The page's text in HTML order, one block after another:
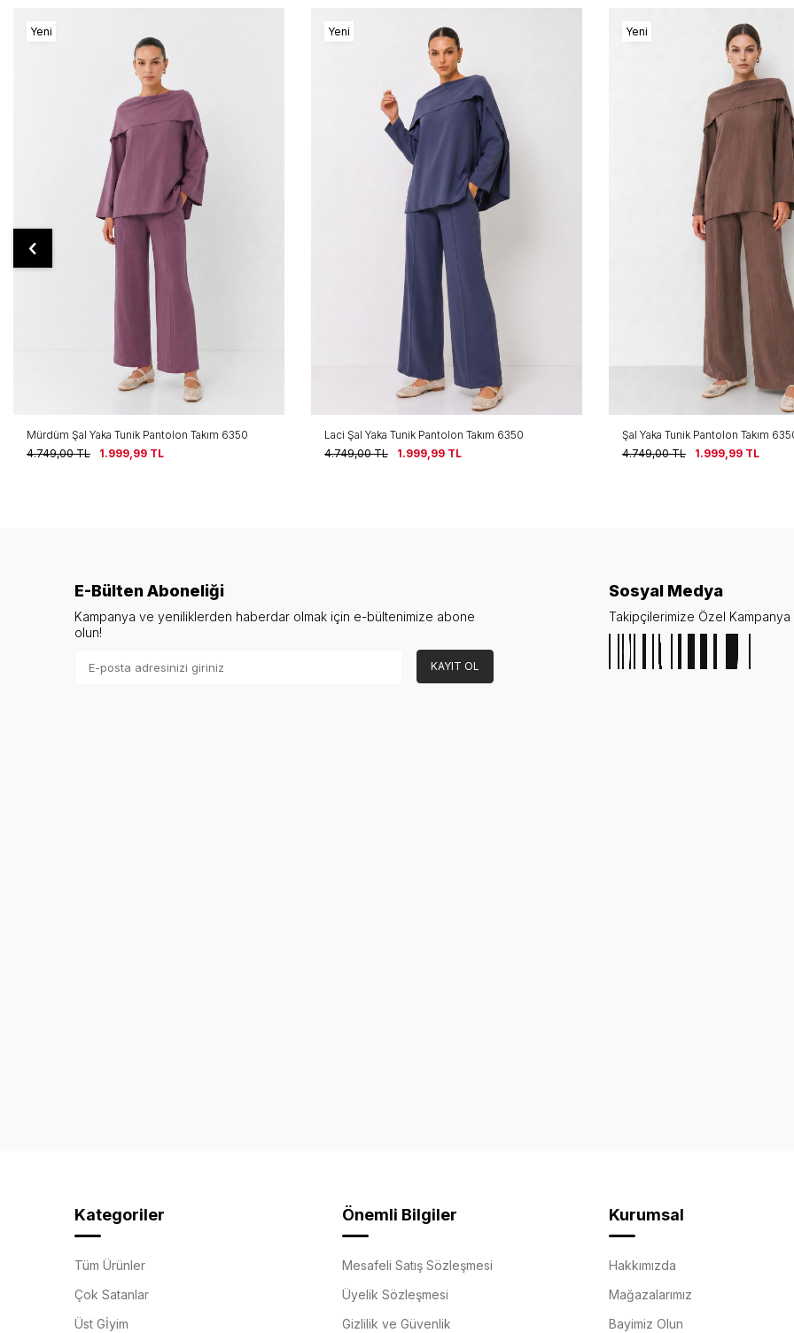
Yeni
Mürdüm Şal Yaka Tunik Pantolon Takım 6350
4.749,00TL 1.999,99 TL
Yeni
Laci Şal Yaka Tunik Pantolon Takım 6350
4.749,00TL 1.999,99 TL
Yeni
Şal Yaka Tunik Pantolon Takım
4.749,00TL 1.999,99 TL
E-Bülten Aboneliği
Kampanya ve yeniliklerden haberdar olmak için e-bültenimize abone
olun!
KAYIT OL
Sosyal Medya
Takipçilerimize Özel
Kategoriler
Tüm Ürünler
Çok Satanlar
Üst Gİyim
Önemli Bilgiler
Mesafeli Satış Sözleşmesi
Üyelik Sözleşmesi
Gizlilik ve Güvenlik
Kurumsal
Hakkımızda
Mağazalarımız
Bayimiz Olun